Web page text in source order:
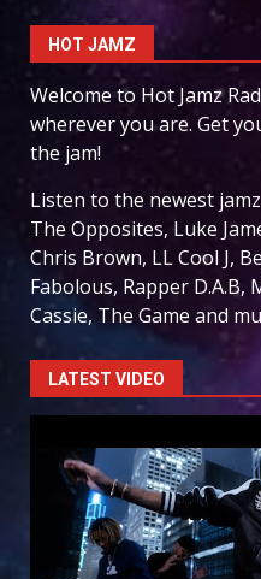
HOT JAMZ
Welcome to Hot Jamz
wherever you are. Get
the jam!
Listen to the newest
The Opposites, Luke
Chris Brown, LL Cool J,
Fabolous, Rapper D.A.B,
Cassie, The Game and
LATEST VIDEO